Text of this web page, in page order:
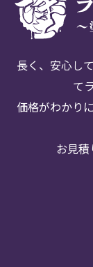
長く、安心し
て
価格がわかり
お見積